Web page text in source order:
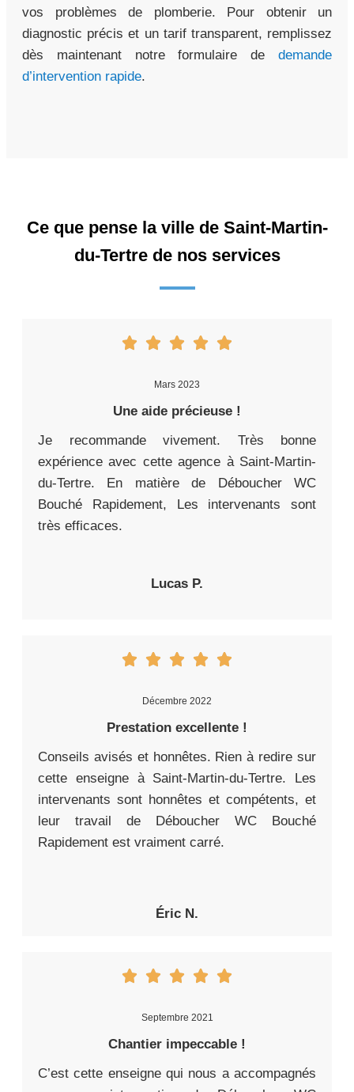
vos problèmes de plomberie. Pour obtenir un
diagnostic précis et un tarif transparent, remplissez
dès maintenant notre formulaire de demande
d’intervention rapide.
Ce que pense la ville de Saint-Martin-
du-Tertre de nos services
Mars 2023
Une aide précieuse !
Je recommande vivement. Très bonne
expérience avec cette agence à Saint-Martin-
du-Tertre. En matière de Déboucher WC
Bouché Rapidement, Les intervenants sont
très efficaces.
Lucas P.
Décembre 2022
Prestation excellente !
Conseils avisés et honnêtes. Rien à redire sur
cette enseigne à Saint-Martin-du-Tertre. Les
intervenants sont honnêtes et compétents, et
leur travail de Déboucher WC Bouché
Rapidement est vraiment carré.
Éric N.
Septembre 2021
Chantier impeccable !
C’est cette enseigne qui nous a accompagnés